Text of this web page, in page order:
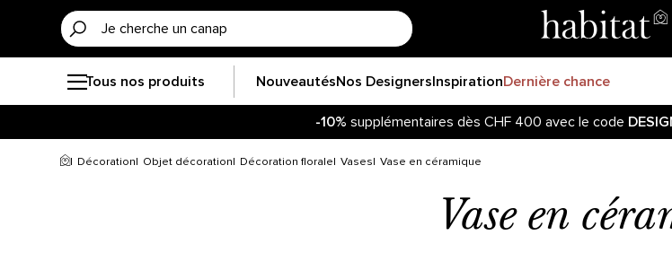
Tous nos produits NouveautésNos DesignersInspirationDernière chance
-10% supplémentaires dès CHF 400 avec le code
Décoration Objet décoration Décoration florale Vases Vase en céramique
Vase en